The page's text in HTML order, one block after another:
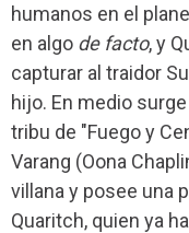
humanos en el
en algo de facto, y
capturar al traidor
hijo. En medio
tribu de "Fuego y
Varang (Oona
villana y posee una
Quaritch, quien ya